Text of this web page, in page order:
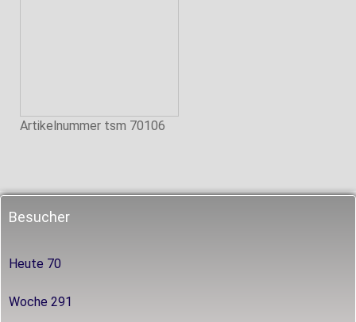
Artikelnummer tsm 70106
Besucher
Heute 70
Woche 291